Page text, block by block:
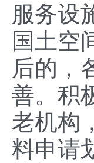
服务设
国土空
后的，
善。积
老机构
料申请